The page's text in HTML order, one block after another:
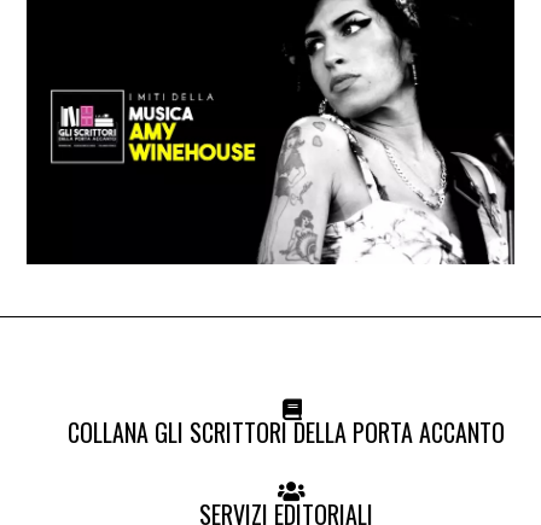
COLLANA GLI SCRITTORI DELLA PORTA ACCANTO
SERVIZI EDITORIALI